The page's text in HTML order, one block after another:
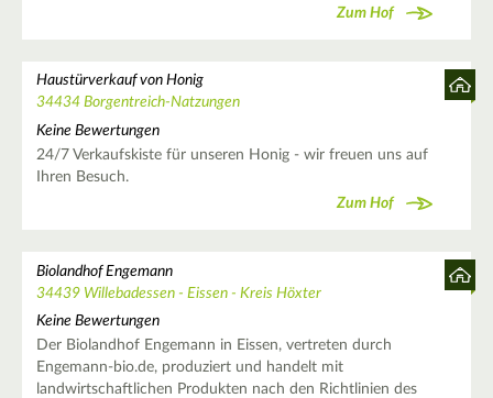
Zum Hof
Haustürverkauf von Honig
34434 Borgentreich-Natzungen
Keine Bewertungen
24/7 Verkaufskiste für unseren Honig - wir freuen uns auf
Ihren Besuch.
Zum Hof
Biolandhof Engemann
34439 Willebadessen - Eissen - Kreis Höxter
Keine Bewertungen
Der Biolandhof Engemann in Eissen, vertreten durch
Engemann-bio.de, produziert und handelt mit
landwirtschaftlichen Produkten nach den Richtlinien des